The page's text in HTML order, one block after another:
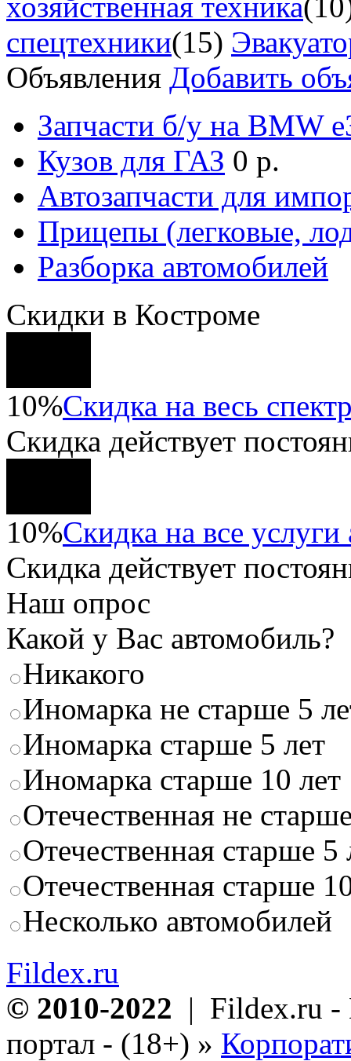
спецтехники(15)
Объявления Добавить
Запчасти б/у на BMW
Кузов для ГАЗ 0 р.
Автозапчасти для
Прицепы (легковые,
Разборка автомобилей
Скидки в Костроме
10%Скидка на весь
Скидка действует
10%Скидка на все
Скидка действует
Наш опрос
Какой у Вас автомобиль?
Никакого
Иномарка не старше 5
Иномарка старше 5 лет
Иномарка старше 10 лет
Отечественная не
Отечественная старше 5
Отечественная старше
Несколько автомобилей
Fildex.ru
© 2010-2022 | Fildex.ru -
портал - (18+) »